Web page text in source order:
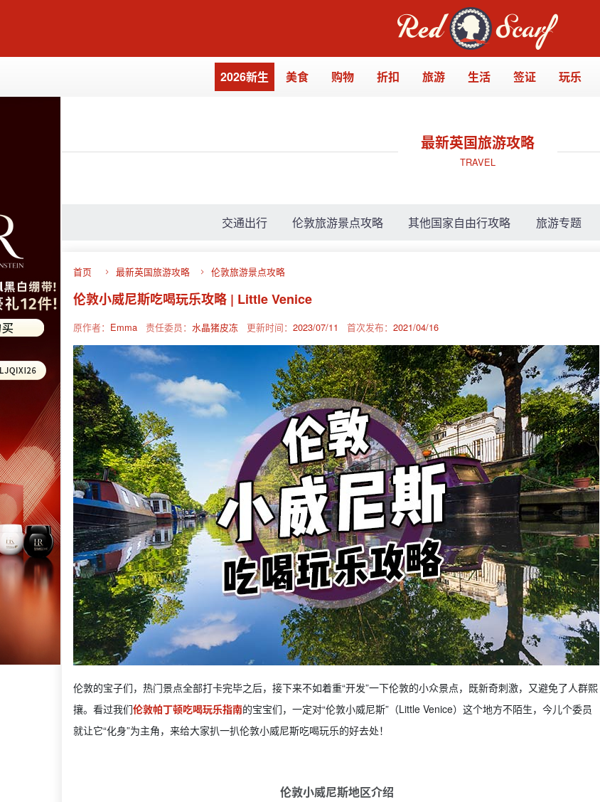
2026新生 美食 购物 折扣 旅游 生活 签证 玩乐
最新英国旅游攻略
TRAVEL
交通出行 伦敦旅游景点攻略 其他国家自由行攻略 旅游专题
首页 最新英国旅游攻略 伦敦旅游景点攻略
伦敦小威尼斯吃喝玩乐攻略 | Little Venice
原作者： Emma 责任委员： 水晶猪皮冻 更新时间： 2023/07/11 首次发布： 2021/04/16
伦敦的宝子们，热门景点全部打卡完毕之后，接下来不如着重“开发”一下伦敦的小众景点，既新奇刺激，又避免了人群熙
攘。看过我们伦敦帕丁顿吃喝玩乐指南的宝宝们，一定对“伦敦小威尼斯”（Little Venice）这个地方不陌生，今儿个委员
就让它“化身”为主角，来给大家扒一扒伦敦小威尼斯吃喝玩乐的好去处！
伦敦小威尼斯地区介绍